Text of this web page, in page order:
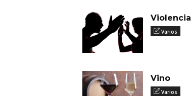
Violencia
Varios
Vino
Varios